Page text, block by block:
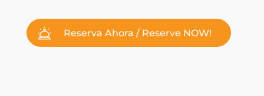
Reserva Ahora / Reserve NOW!